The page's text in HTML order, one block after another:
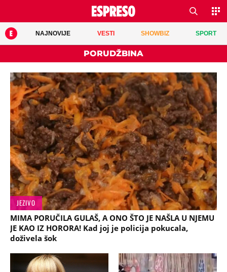
NAJNOVIJE VESTI SHOWBIZ SPORT
PORUDŽBINA
JEZIVO
MIMA PORUČILA GULAŠ, A ONO ŠTO JE NAŠLA U NJEMU
JE KAO IZ HORORA! Kad joj je policija pokucala,
doživela šok